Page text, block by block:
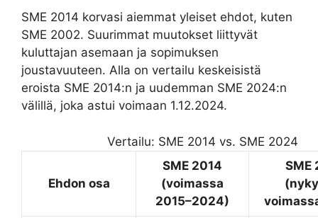
SME 2014 korvasi aiemmat yleiset ehdot, kuten
SME 2002. Suurimmat muutokset liittyvät
kuluttajan asemaan ja sopimuksen
joustavuuteen. Alla on vertailu keskeisistä
eroista SME 2014:n ja uudemman SME 2024:n
välillä, joka astui voimaan 1.12.2024.
Vertailu: SME 2014 vs. SME 2024
Ehdon osa
SME 2014
(voimassa
2015–2024)
SME